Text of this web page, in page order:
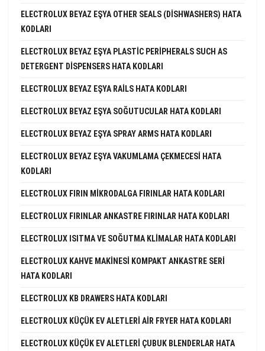
ELECTROLUX BEYAZ EŞYA OTHER SEALS (DISHWASHERS) HATA
KODLARI
ELECTROLUX BEYAZ EŞYA PLASTIC PERIPHERALS SUCH AS
DETERGENT DISPENSERS HATA KODLARI
ELECTROLUX BEYAZ EŞYA RAILS HATA KODLARI
ELECTROLUX BEYAZ EŞYA SOĞUTUCULAR HATA KODLARI
ELECTROLUX BEYAZ EŞYA SPRAY ARMS HATA KODLARI
ELECTROLUX BEYAZ EŞYA VAKUMLAMA ÇEKMECESI HATA
KODLARI
ELECTROLUX FIRIN MIKRODALGA FIRINLAR HATA KODLARI
ELECTROLUX FIRINLAR ANKASTRE FIRINLAR HATA KODLARI
ELECTROLUX ISITMA VE SOĞUTMA KLIMALAR HATA KODLARI
ELECTROLUX KAHVE MAKINESI KOMPAKT ANKASTRE SERI
HATA KODLARI
ELECTROLUX KB DRAWERS HATA KODLARI
ELECTROLUX KÜÇÜK EV ALETLERI AIR FRYER HATA KODLARI
ELECTROLUX KÜÇÜK EV ALETLERI ÇUBUK BLENDERLAR HATA